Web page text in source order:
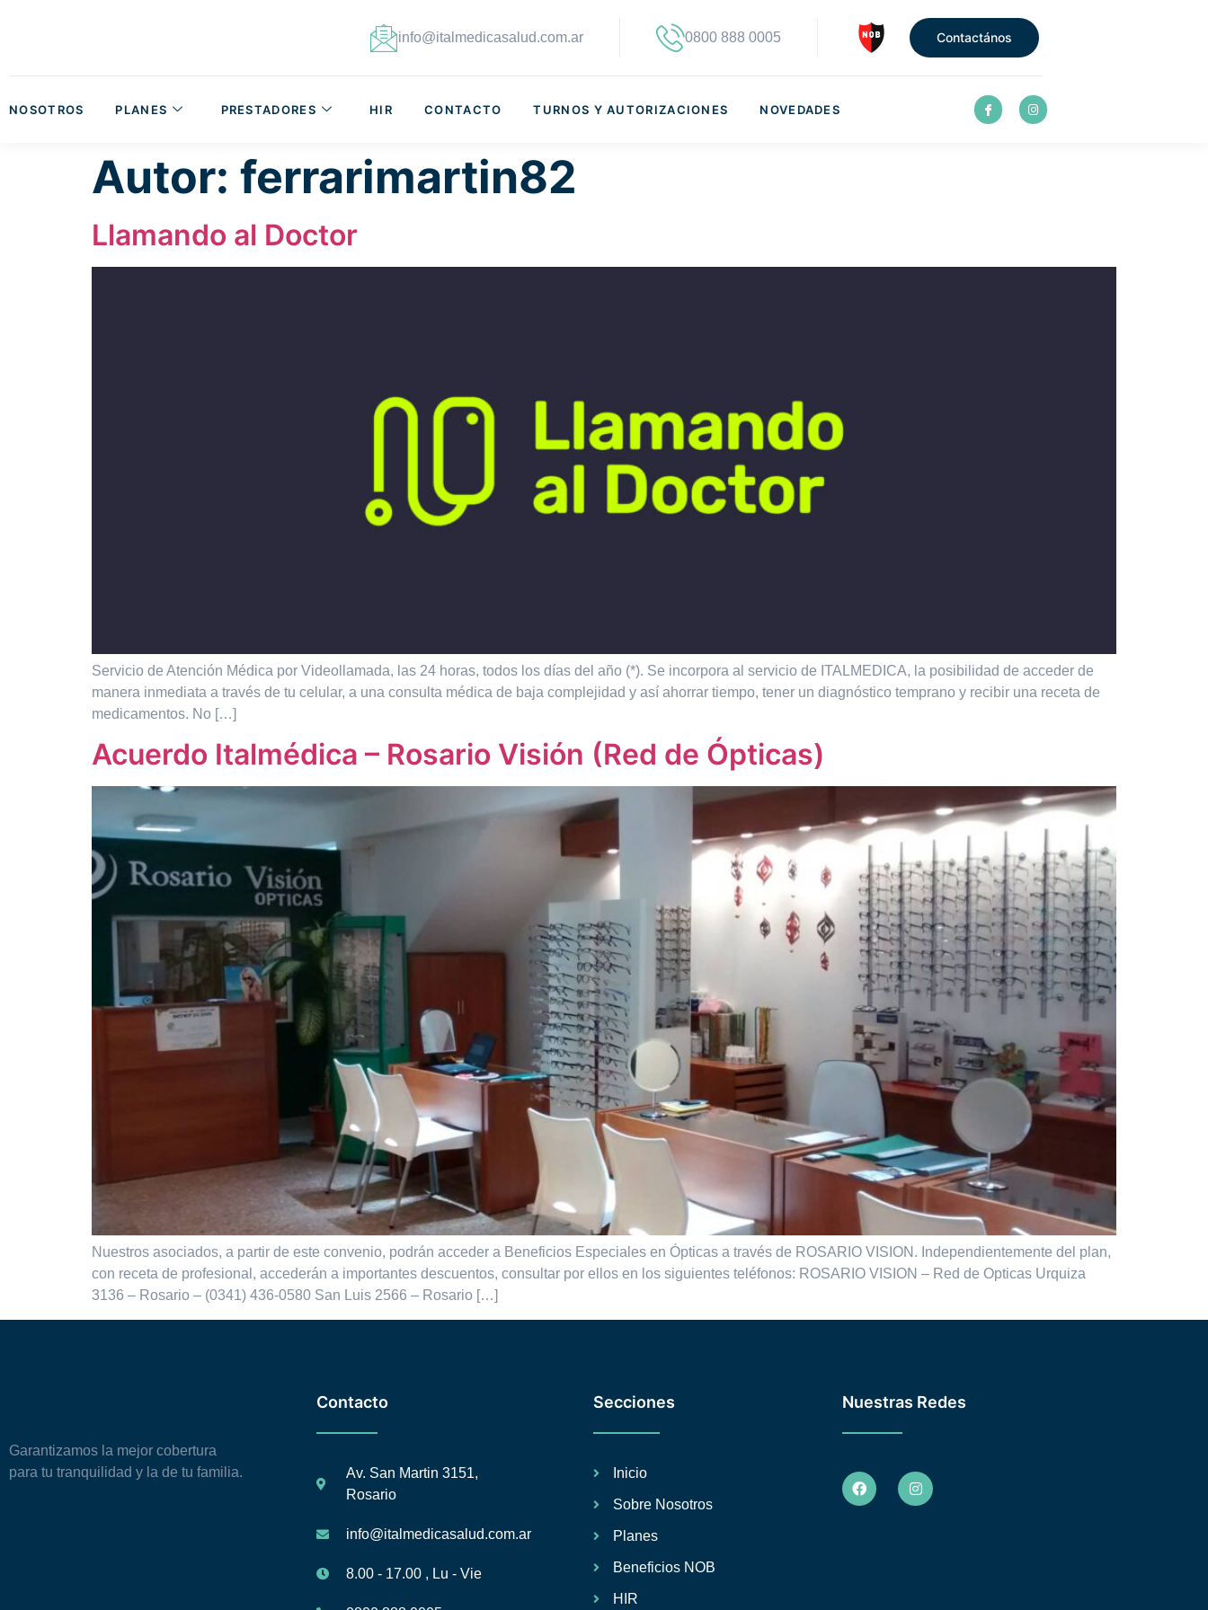
info@italmedicasalud.com.ar 0800 888 0005 Contactános
NOSOTROS PLANES PRESTADORES HIR CONTACTO TURNOS Y AUTORIZACIONES NOVEDADES
Autor: ferrarimartin82
Llamando al Doctor
Servicio de Atención Médica por Videollamada, las 24 horas, todos los días del año (*). Se incorpora al servicio de ITALMEDICA, la posibilidad de acceder de
manera inmediata a través de tu celular, a una consulta médica de baja complejidad y así ahorrar tiempo, tener un diagnóstico temprano y recibir una receta de
medicamentos. No […]
Acuerdo Italmédica – Rosario Visión (Red de Ópticas)
Nuestros asociados, a partir de este convenio, podrán acceder a Beneficios Especiales en Ópticas a través de ROSARIO VISION. Independientemente del plan,
con receta de profesional, accederán a importantes descuentos, consultar por ellos en los siguientes teléfonos: ROSARIO VISION – Red de Opticas Urquiza
3136 – Rosario – (0341) 436-0580 San Luis 2566 – Rosario […]
Garantizamos la mejor cobertura
para tu tranquilidad y la de tu familia.
Contacto
Av. San Martin 3151,
Rosario
info@italmedicasalud.com.ar
8.00 - 17.00 , Lu - Vie
Secciones
Inicio
Sobre Nosotros
Planes
Beneficios NOB
HIR
Nuestras Redes